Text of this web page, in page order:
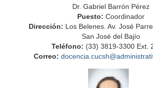
Dr. Gabriel Barrón Pérez
Puesto: Coordinador
Dirección: Los Belenes. Av. José
San José del Bajío
Teléfono: (33) 3819-3300 Ext.
Correo: